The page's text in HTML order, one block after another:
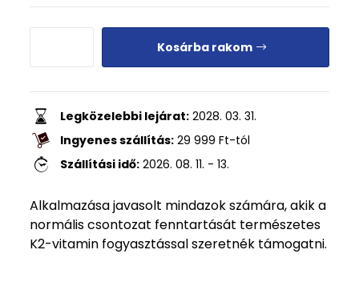
Kosárba rakom
Legközelebbi lejárat: 2028. 03. 31.
Ingyenes szállítás: 29 999 Ft-tól
Szállítási idő: 2026. 08. 11. - 13.
Alkalmazása javasolt mindazok számára, akik a
normális csontozat fenntartását természetes
K2-vitamin fogyasztással szeretnék támogatni.